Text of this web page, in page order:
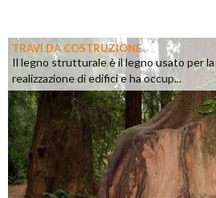
TRAVI DA COSTRUZIONE
Il legno strutturale è il legno usato per la
realizzazione di edifici e ha occup...